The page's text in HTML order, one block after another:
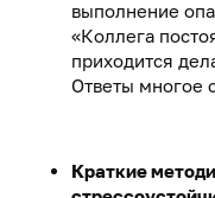
выполнение
«Коллега
приходится
Ответы многое
Краткие